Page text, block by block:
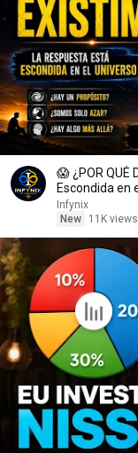
😱 ¿POR QUÉ
Escondida en
Infynix
New
11K views